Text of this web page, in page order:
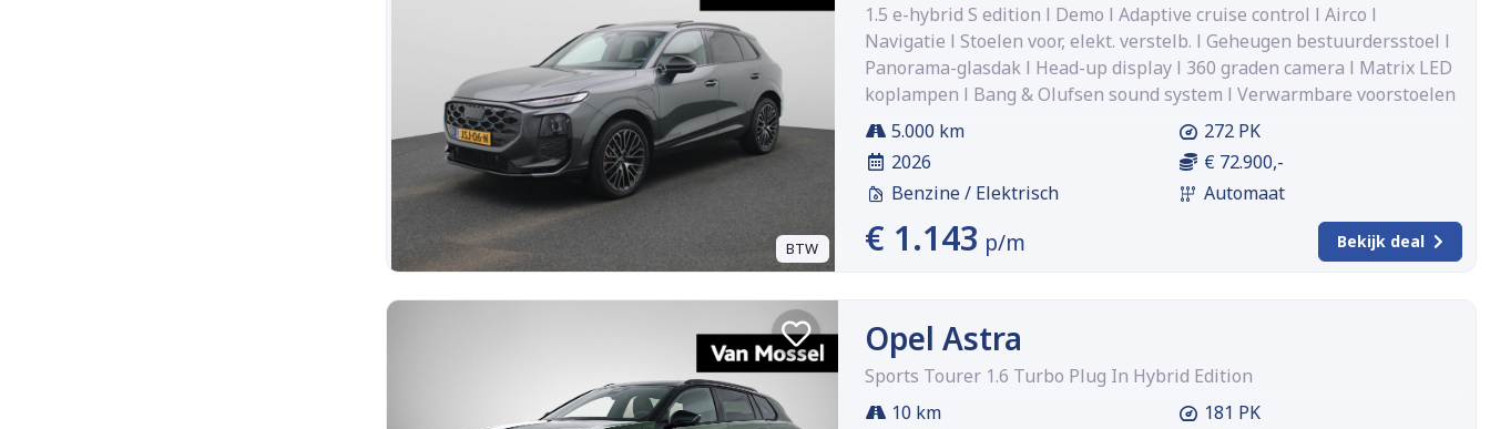
BTW
1.5 e-hybrid S edition l Demo l Adaptive cruise control l Airco l
Navigatie l Stoelen voor, elekt. verstelb. l Geheugen bestuurdersstoel l
Panorama-glasdak l Head-up display l 360 graden camera l Matrix LED
koplampen l Bang & Olufsen sound system l Verwarmbare voorstoelen
5.000 km
2026
Benzine / Elektrisch
272 PK
€ 72.900,-
Automaat
€ 1.143 p/m Bekijk deal
Opel Astra
Sports Tourer 1.6 Turbo Plug In Hybrid Edition
10 km
181 PK